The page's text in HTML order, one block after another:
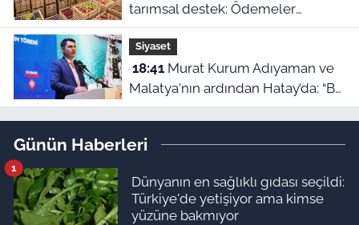
tarımsal destek: Ödemeler
hesaplara yatıyor
Siyaset
18:41Murat Kurum Adıyaman ve
Malatya'nın ardından Hatay’da: “Bu
işler ahbap çavuş ilişkisiyle
Günün Haberleri
Dünyanın en sağlıklı gıdası seçildi:
Türkiye'de yetişiyor ama kimse
yüzüne bakmıyor
1